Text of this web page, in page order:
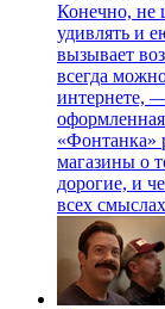
Конечно, не
удивлять и
вызывает
всегда
интернете,
«Фонтанка»
магазины о
дорогие, и
всех